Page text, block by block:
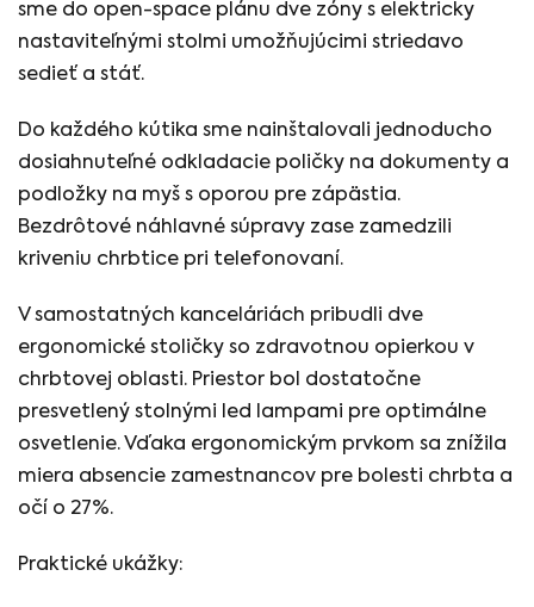
sme do open-space plánu dve zóny s elektricky
nastaviteľnými stolmi umožňujúcimi striedavo
sedieť a stáť.
Do každého kútika sme nainštalovali jednoducho
dosiahnuteľné odkladacie poličky na dokumenty a
podložky na myš s oporou pre zápästia.
Bezdrôtové náhlavné súpravy zase zamedzili
kriveniu chrbtice pri telefonovaní.
V samostatných kanceláriách pribudli dve
ergonomické stoličky so zdravotnou opierkou v
chrbtovej oblasti. Priestor bol dostatočne
presvetlený stolnými led lampami pre optimálne
osvetlenie. Vďaka ergonomickým prvkom sa znížila
miera absencie zamestnancov pre bolesti chrbta a
očí o 27%.
Praktické ukážky: